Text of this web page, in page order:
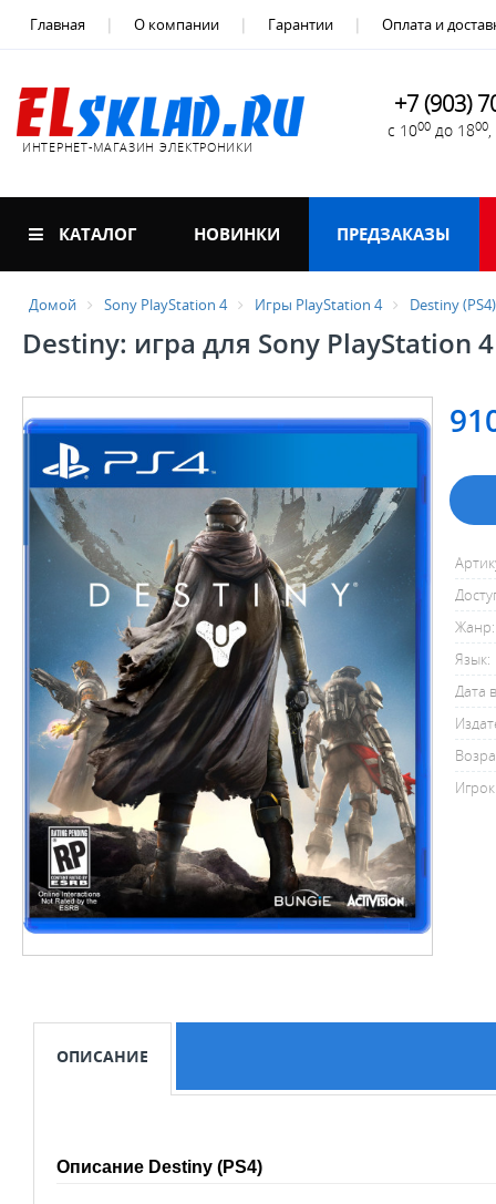
Главная О компании Гарантии Оплата и
ИНТЕРНЕТ-МАГАЗИН ЭЛЕКТРОНИКИ
+7 (903)
с 1000 до 1800
КАТАЛОГ НОВИНКИ ПРЕДЗАКАЗЫ
Домой Sony PlayStation 4 Игры PlayStation 4 Destiny (PS4)
Destiny: игра для Sony PlayStation 4
Жанр:
Язык:
Дата
ОПИСАНИЕ
Описание Destiny (PS4)